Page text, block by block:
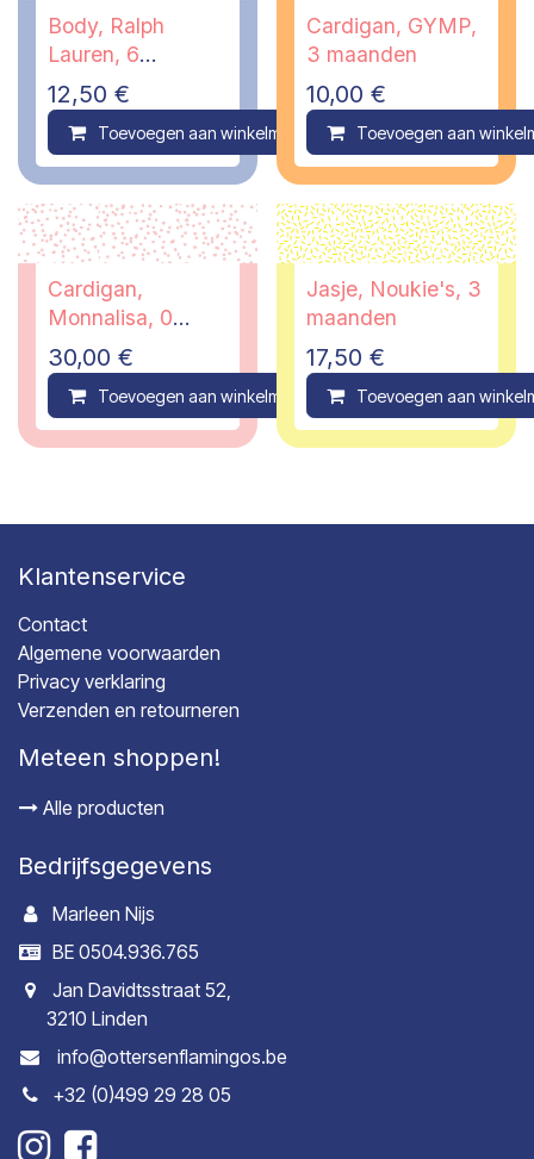
Body, Ralph
Lauren, 6
maanden
12,50 €
Toevoegen aan winkelmandje Compare
Cardigan, GYMP,
3 maanden
10,00 €
Toevoegen aan
Cardigan,
Monnalisa, 0
maand
30,00 €
Toevoegen aan winkelmandje Compare
Jasje, Noukie's, 3
maanden
17,50 €
Toevoegen aan
Klantenservice
Contact
Algemene voorwaarden
Privacy verklaring
Verzenden en retourneren
Meteen shoppen!
Alle producten
Bedrijfsgegevens
Marleen Nijs
BE 0504.936.765
Jan Davidtsstraat 52,
3210 Linden
info@ottersenflamingos.be
+32 (0)499 29 28 05